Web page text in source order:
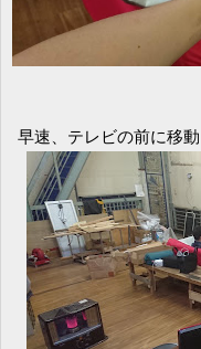
早速、テレビの前に移